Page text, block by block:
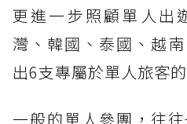
更進一步照顧單人出
灣、韓國、泰國、越
出6支專屬於單人旅客
一般的單人參團，往